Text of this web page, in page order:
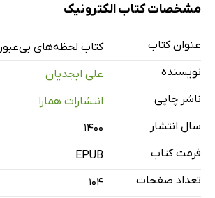
لحظه‌های بی عبور
ارتعاش چشم تو
بازی واژه
زنده به گور
و هستی احتضاری سرد...
حجمی از گل واژه ناب
مشخصات کتاب الکترونیک
عنوان کتاب
کتاب لحظه‌های بی‌عبور
نویسنده
علی ابجدیان
ناشر چاپی
انتشارات همارا
سال انتشار
۱۴۰۰
فرمت کتاب
EPUB
تعداد صفحات
104